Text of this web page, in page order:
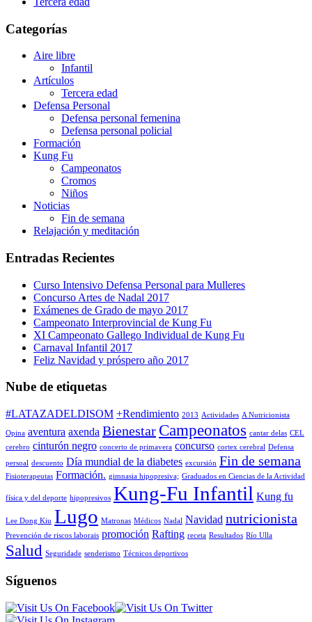
Categorías
Aire libre
Infantil
Artículos
Tercera edad
Defensa Personal
Defensa personal femenina
Defensa personal policial
Formación
Kung Fu
Campeonatos
Cromos
Niños
Noticias
Fin de semana
Relajación y meditación
Entradas Recientes
Curso Intensivo Defensa Personal para Mulleres
Concurso Artes de Nadal 2017
Exámenes de Grado de mayo 2017
Campeonato Interprovincial de Kung Fu
XI Campeonato Gallego Individual de Kung Fu
Carnaval Infantil 2017
Feliz Navidad y próspero año 2017
Nube de etiquetas
#LATAZADELDISOM +Rendimiento 2013 Actividades A Nutricionista
Opina aventura axenda Bienestar Campeonatos cantar delas CEL
cerebro cinturón negro concerto de primavera concurso cortex cerebral Defensa
persoal descuento Día mundial de la diabetes excursión Fin de semana
Fisioterapeutas Formación. gimnasia hipopresiva; Graduados en Ciencias de la Actividad
física y del deporte hipopresivos Kung-Fu Infantil Kung fu
Lee Dong Kiu Lugo Matronas Médicos Nadal Navidad nutricionista
Prevención de riscos laborais promoción Rafting receta Resultados Río Ulla
Salud Seguridade senderismo Técnicos deportivos
Síguenos